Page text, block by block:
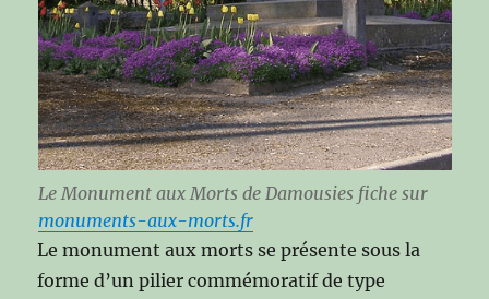
Le Monument aux Morts de Damousies fiche sur
monuments-aux-morts.fr
Le monument aux morts se présente sous la
forme d’un pilier commémoratif de type